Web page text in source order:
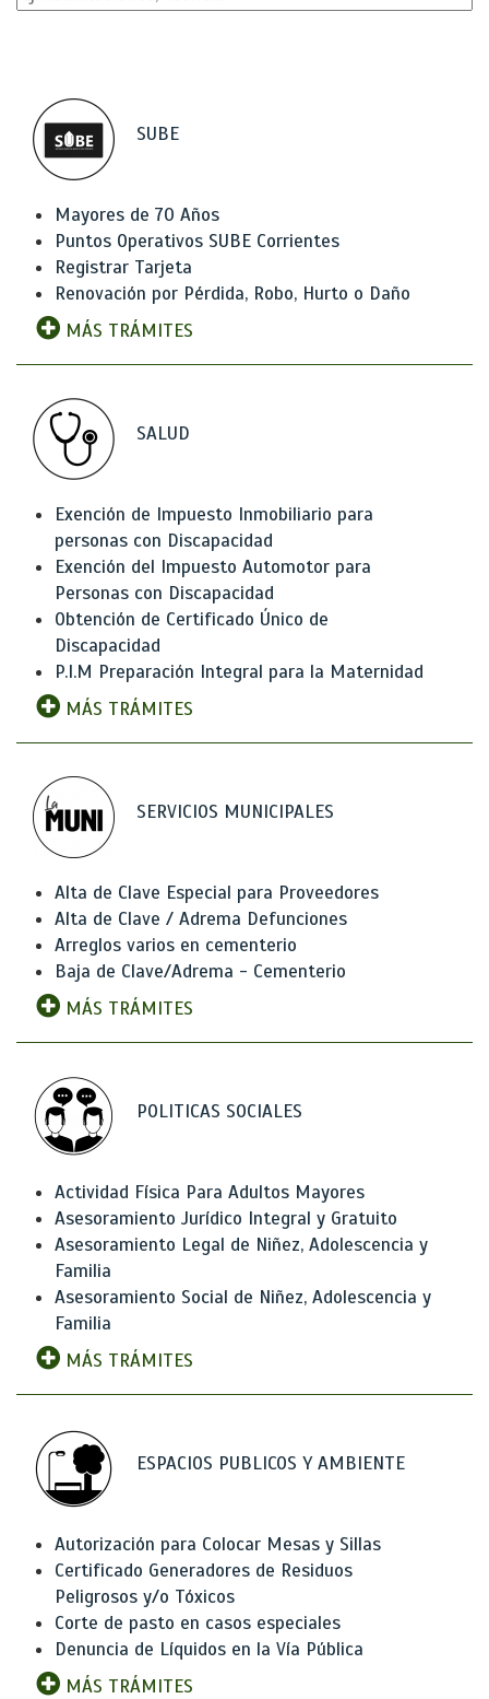
SUBE
Mayores de 70 Años
Puntos Operativos SUBE Corrientes
Registrar Tarjeta
Renovación por Pérdida, Robo, Hurto o Daño
MÁS TRÁMITES
SALUD
Exención de Impuesto Inmobiliario para
personas con Discapacidad
Exención del Impuesto Automotor para
Personas con Discapacidad
Obtención de Certificado Único de
Discapacidad
P.I.M Preparación Integral para la Maternidad
MÁS TRÁMITES
SERVICIOS MUNICIPALES
Alta de Clave Especial para Proveedores
Alta de Clave / Adrema Defunciones
Arreglos varios en cementerio
Baja de Clave/Adrema - Cementerio
MÁS TRÁMITES
POLITICAS SOCIALES
Actividad Física Para Adultos Mayores
Asesoramiento Jurídico Integral y Gratuito
Asesoramiento Legal de Niñez, Adolescencia y
Familia
Asesoramiento Social de Niñez, Adolescencia y
Familia
MÁS TRÁMITES
ESPACIOS PUBLICOS Y AMBIENTE
Autorización para Colocar Mesas y Sillas
Certificado Generadores de Residuos
Peligrosos y/o Tóxicos
Corte de pasto en casos especiales
Denuncia de Líquidos en la Vía Pública
MÁS TRÁMITES